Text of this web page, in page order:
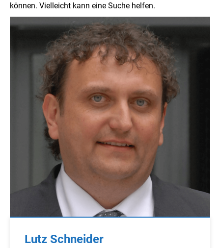
können. Vielleicht kann eine Suche helfen.
Lutz Schneider